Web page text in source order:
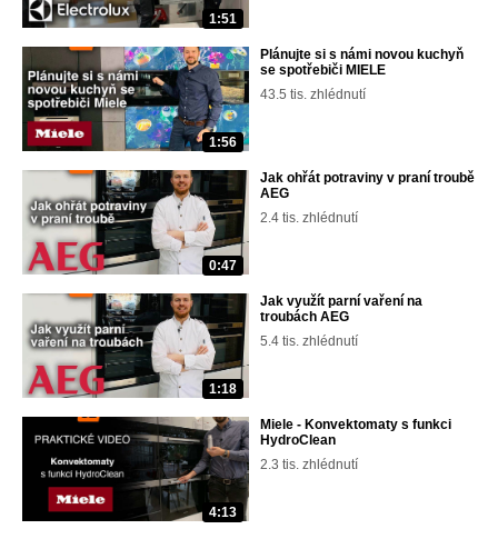
1:51
1:56
Plánujte si s námi novou kuchyň
se spotřebiči MIELE
43.5 tis. zhlédnutí
0:47
Jak ohřát potraviny v praní troubě
AEG
2.4 tis. zhlédnutí
1:18
Jak využít parní vaření na
troubách AEG
5.4 tis. zhlédnutí
4:13
Miele - Konvektomaty s funkci
HydroClean
2.3 tis. zhlédnutí